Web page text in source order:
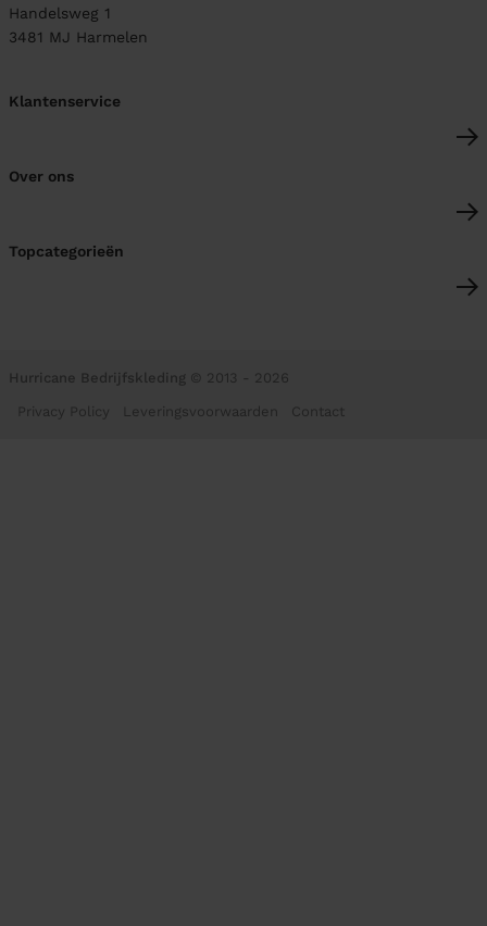
Handelsweg 1
3481 MJ Harmelen
Klantenservice
Over ons
Topcategorieën
Hurricane Bedrijfskleding © 2013 - 2026
Privacy Policy Leveringsvoorwaarden Contact